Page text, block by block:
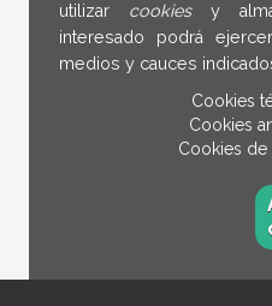
utilizar cookies y
interesado podrá
medios y cauces
Cookies
Cookies
Cookies de